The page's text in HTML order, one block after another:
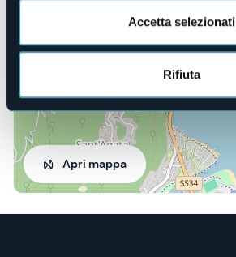
Accetta selezionati
Rifiuta
Apri mappa